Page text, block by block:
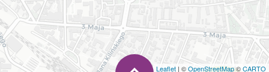
Leaflet | ©OpenStreetMap©CARTO